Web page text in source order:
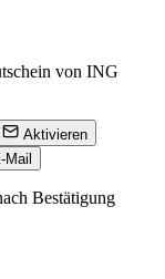
von ING
Aktivieren
Bestätigung